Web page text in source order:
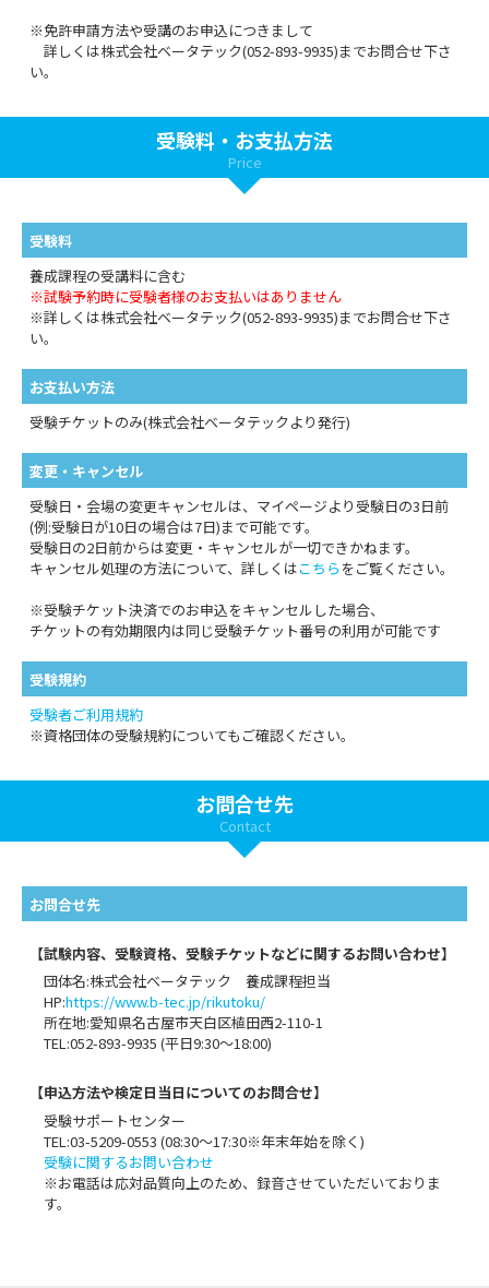
※免許申請方法や受講のお申込につきまして
詳しくは株式会社ベータテック(052-893-9935)までお問合せ下さ
い。
受験料・お支払方法
Price
受験料
養成課程の受講料に含む
※試験予約時に受験者様のお支払いはありません
※詳しくは株式会社ベータテック(052-893-9935)までお問合せ下さ
い。
お支払い方法
受験チケットのみ(株式会社ベータテックより発行)
変更・キャンセル
受験日・会場の変更キャンセルは、マイページより受験日の3日前
(例:受験日が10日の場合は7日)まで可能です。
受験日の2日前からは変更・キャンセルが一切できかねます。
キャンセル処理の方法について、詳しくはこちら をご覧ください。
※受験チケット決済でのお申込をキャンセルした場合、
チケットの有効期限内は同じ受験チケット番号の利用が可能です
受験規約
受験者ご利用規約
※資格団体の受験規約についてもご確認ください。
お問合せ先
Contact
お問合せ先
【試験内容、受験資格、受験チケットなどに関するお問い合わせ】
団体名:株式会社ベータテック 養成課程担当
HP:https://www.b-tec.jp/rikutoku/
所在地:愛知県名古屋市天白区植田西2-110-1
TEL:052-893-9935 (平日9:30～18:00)
【申込⽅法や検定日当日についてのお問合せ】
受験サポートセンター
TEL:03-5209-0553 (08:30〜17:30※年末年始を除く)
受験に関するお問い合わせ
※お電話は応対品質向上のため、録音させていただいておりま
す。